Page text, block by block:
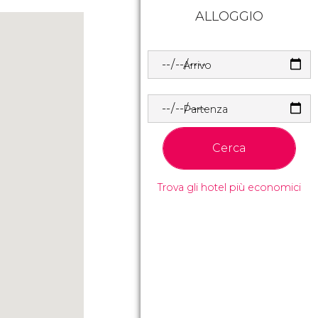
ALLOGGIO
Arrivo
Partenza
Cerca
Trova gli hotel più economici